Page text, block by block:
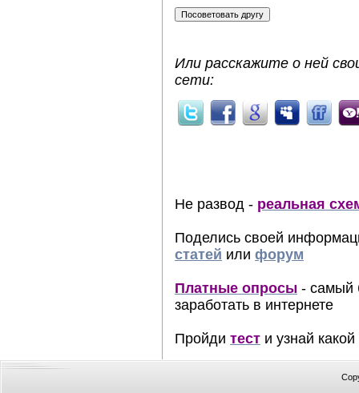
Или расскажите о ней
сети:
Не развод - реальная
Поделись своей
статей или форум
Платные опросы - самый
заработать в интернете
Пройди тест и узнай